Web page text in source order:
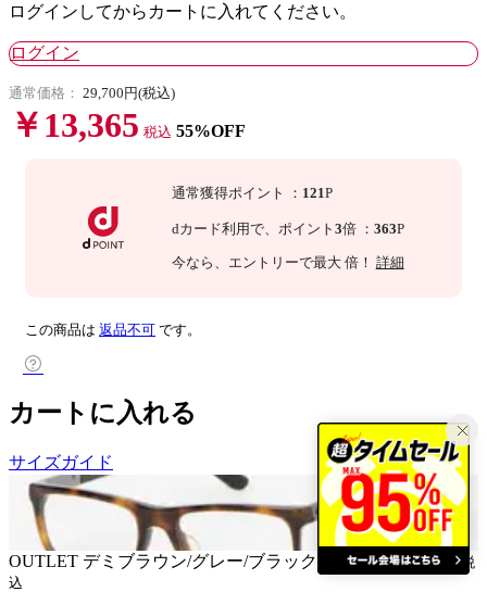
ログインしてからカートに入れてください。
ログイン
通常価格： 29,700円(税込)
￥13,365 税込 55%OFF
通常獲得ポイント ： 121P
dカード利用で、 ポイント 3倍 ： 363P
今なら 、エントリーで最大 倍！ 詳細
この商品は 返品不可 です。
カートに入れる
サイズガイド
OUTLET デミブラウン/グレー/ブラック（3627） ￥13,365
税
込